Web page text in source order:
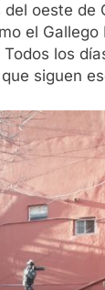
oeste
el
los
siguen